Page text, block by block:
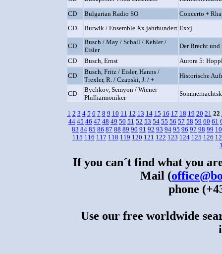
CD
Bulgarian Radio SO
Concerto +
CD
Burwik / Ensemble Xx.jahrhundert Exxj
CD
Busch / May / Schall / Kehler /
Eisler
Der Brecht und
CD
Busch, Ernst
Aurora 5:
CD
Busch, Fritz / Eisler, Hanns /
Trexler, R. / Czapski, J. / +
Historische
CD
Bychkov, Semyon / Wiener
Philharmoniker
1 2 3 4 5 6 7 8 9 10 11 12 13 14 15 16 17 18 19 20 21 22
44 45 46 47 48 49 50 51 52 53 54 55 56 57 58 59 60 61
83 84 85 86 87 88 89 90 91 92 93 94 95 96 97 98 99
115 116 117 118 119 120 121 122 123 124 125 126
If you can´t find what you
Mail (
phone
Use our free worldwide